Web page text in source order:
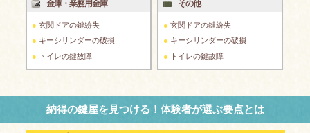
金庫・業務用金庫
玄関ドアの鍵紛失
キーシリンダーの破損
トイレの鍵故障
その他
玄関ドアの鍵紛失
キーシリンダーの破損
トイレの鍵故障
納得の鍵屋を見つける！体験者が選ぶ要点とは